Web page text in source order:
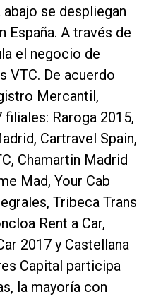
se despliegan
España. A través de
el negocio de
VTC. De acuerdo
Mercantil,
Raroga 2015,
Cartravel Spain,
Chamartin Madrid
Mad, Your Cab
Tribeca Trans
Rent a Car,
2017 y Castellana
Capital participa
la mayoría con